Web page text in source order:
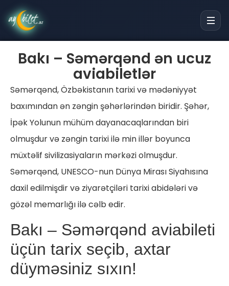
Bakı – Səmərqənd ən ucuz
aviabiletlər
Səmərqənd, Özbəkistanın tarixi və mədəniyyət
baxımından ən zəngin şəhərlərindən biridir. Şəhər,
İpək Yolunun mühüm dayanacaqlarından biri
olmuşdur və zəngin tarixi ilə min illər boyunca
müxtəlif sivilizasiyaların mərkəzi olmuşdur.
Səmərqənd, UNESCO-nun Dünya Mirası Siyahısına
daxil edilmişdir və ziyarətçiləri tarixi abidələri və
gözəl memarlığı ilə cəlb edir.
Bakı – Səmərqənd aviabileti
üçün tarix seçib, axtar
düyməsiniz sıxın!